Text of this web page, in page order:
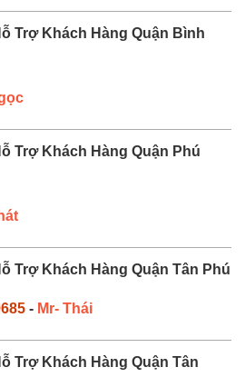
Trợ Khách Hàng Quận Bình
Trợ Khách Hàng Quận Phú
Trợ Khách Hàng Quận Tân Phú
- Mr- Thái
Trợ Khách Hàng Quận Tân